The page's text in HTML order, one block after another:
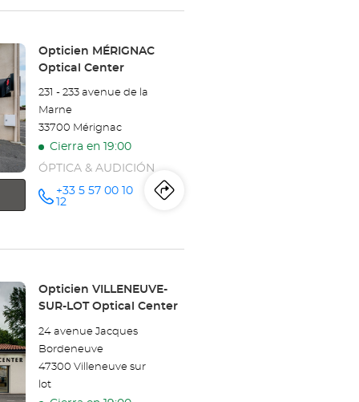
Tienda:
Opticien MÉRIGNAC
Optical Center
231 - 233 avenue de la
Marne
33700 Mérignac
Cierra en 19:00
ÓPTICA & AUDICIÓN
número
+33 5 57 00 10
12
Itinerario
a
Opticien
Tienda:
Opticien VILLENEUVE-
SUR-LOT Optical Center
24 avenue Jacques
Bordeneuve
47300 Villeneuve sur
lot